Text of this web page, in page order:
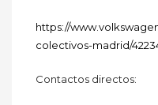
https://
colectivos-madrid/
Contactos directos: